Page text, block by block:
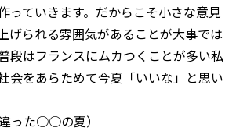
っていきます。だからこそ小さな意見
げられる雰囲気があることが大事では
段はフランスにムカつくことが多い私
会をあらためて今夏「いいな」と思い
った○○の夏）